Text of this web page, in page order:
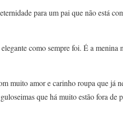
para um pai que não está
como sempre foi. É a menina
muito amor e carinho roupa que já
que há muito estão fora de